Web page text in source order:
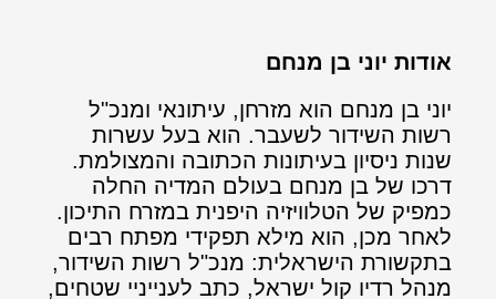
אודות יוני בן מנחם
יוני בן מנחם הוא מזרחן, עיתונאי ומנכ"ל
רשות השידור לשעבר. הוא בעל עשרות
שנות ניסיון בעיתונות הכתובה והמצולמת.
דרכו של בן מנחם בעולם המדיה החלה
כמפיק של הטלוויזיה היפנית במזרח התיכון.
לאחר מכן, הוא מילא תפקידי מפתח רבים
בתקשורת הישראלית: מנכ"ל רשות השידור,
מנהל רדיו קול ישראל, כתב לענייניי שטחים,